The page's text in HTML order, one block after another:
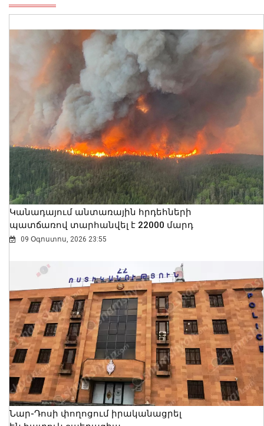
Կանադայում անտառային հրդեհների
պատճառով տարհանվել է 22000 մարդ
09 Օգոստոս, 2026 23:55
Նար-Դոսի փողոցում իրականացրել